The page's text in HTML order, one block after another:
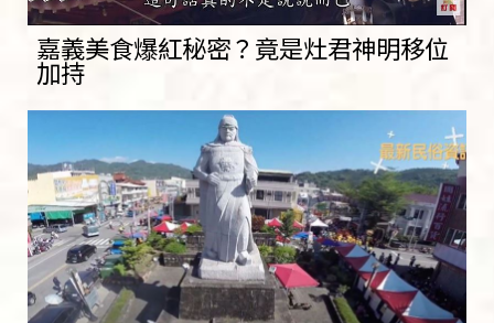
嘉義美食爆紅秘密？竟是灶君神明移位
加持